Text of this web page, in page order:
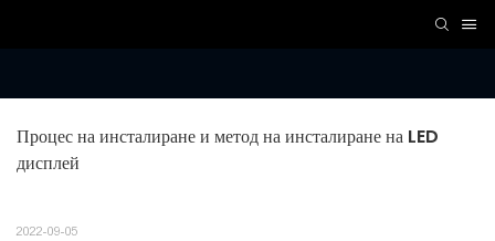
Процес на инсталиране и метод на инсталиране на LED
дисплей
2022-09-05